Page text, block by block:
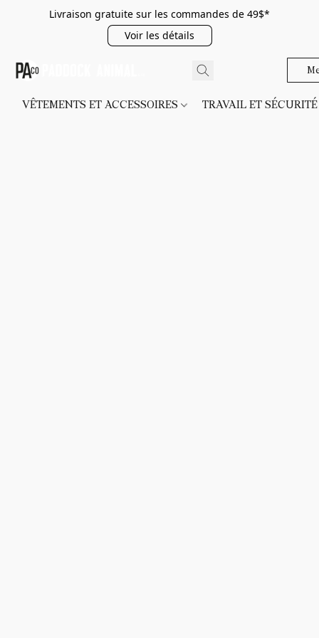
Livraison gratuite sur les commandes de 49$*
Voir les détails
VÊTEMENTS ET ACCESSOIRES TRAVAIL ET